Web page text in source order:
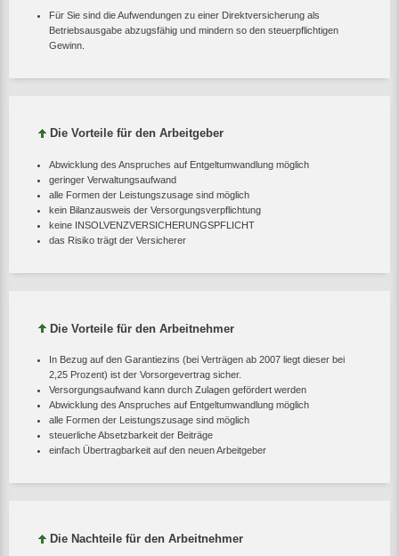
Für Sie sind die Aufwendungen zu einer Direktversicherung als
Betriebsausgabe abzugsfähig und mindern so den steuerpflichtigen
Gewinn.
Die Vorteile für den Arbeitgeber
Abwicklung des Anspruches auf Entgeltumwandlung möglich
geringer Verwaltungsaufwand
alle Formen der Leistungszusage sind möglich
kein Bilanzausweis der Versorgungsverpflichtung
keine INSOLVENZVERSICHERUNGSPFLICHT
das Risiko trägt der Versicherer
Die Vorteile für den Arbeitnehmer
In Bezug auf den Garantiezins (bei Verträgen ab 2007 liegt dieser bei
2,25 Prozent) ist der Vorsorgevertrag sicher.
Versorgungsaufwand kann durch Zulagen gefördert werden
Abwicklung des Anspruches auf Entgeltumwandlung möglich
alle Formen der Leistungszusage sind möglich
steuerliche Absetzbarkeit der Beiträge
einfach Übertragbarkeit auf den neuen Arbeitgeber
Die Nachteile für den Arbeitnehmer